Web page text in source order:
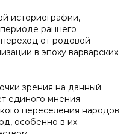
историографии,
раннего
от родовой
в эпоху варварских
зрения на данный
единого мнения
переселения народов
особенно в их